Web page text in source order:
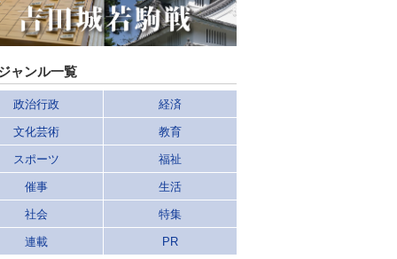
ャンル一覧
政治行政 経済
文化芸術 教育
スポーツ 福祉
催事 生活
社会 特集
連載 PR